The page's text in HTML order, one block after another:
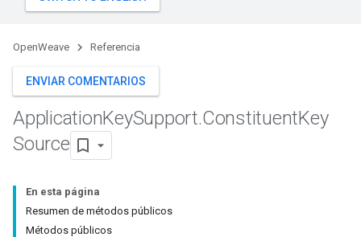
OpenWeave Referencia
ENVIAR COMENTARIOS
ApplicationKeySupport.ConstituentKey
Source
En esta página
Resumen de métodos públicos
Métodos públicos